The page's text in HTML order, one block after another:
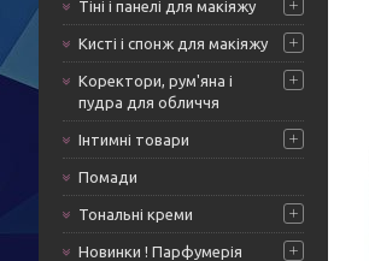
Тіні і панелі для макіяжу
Кисті і спонж для макіяжу
Коректори, рум'яна і
пудра для обличчя
Інтимні товари
Помади
Тональні креми
Новинки ! Парфумерія